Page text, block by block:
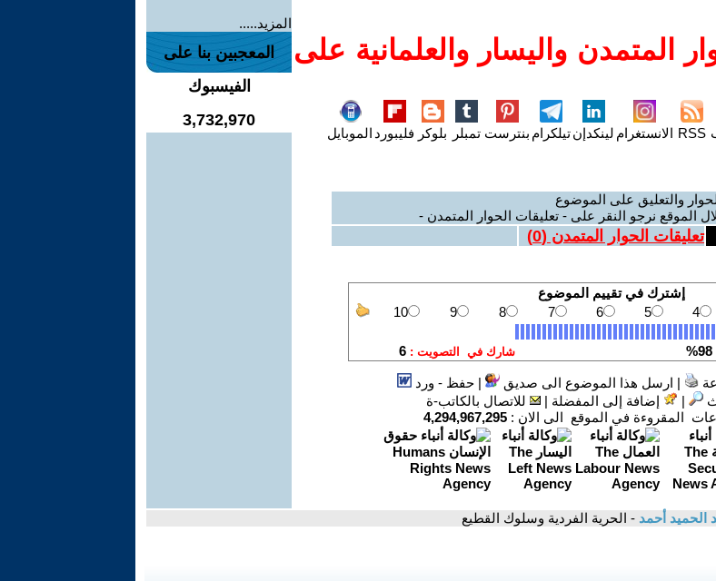
المتمدن واليسار والعلمانية على
RSS الانستغرام لينكدإنتيلكرام بنترست تمبلر بلوكر فليبورد الموبايل
والتعليق على الموضوع
الموقع نرجو النقر على - تعليقات الحوار المتمدن -
تعليقات الحوار المتمدن (0
)
| ارسل هذا الموضوع الى صديق |حفظ - ورد
| إضافة إلى المفضلة |
للاتصال بالكاتب-ة
المقروءة في الموقع الى الان : 4,294,967,295
المزيد.....
المعجبين بنا على
الفيسبوك
3,732,970
الحميد أحمد - الحرية الفردية وسلوك القطيع